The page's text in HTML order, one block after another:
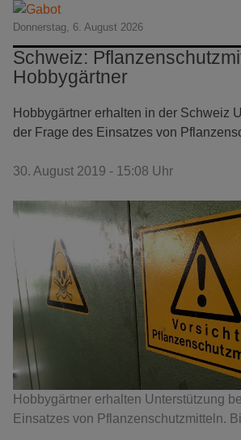
Donnerstag, 6. August 2026
Schweiz:
Hobbygärtner
Hobbygärtner erhalten in der Schweiz
der Frage des Einsatzes von
30. August 2019 - 15:08 Uhr
Hobbygärtner erhalten Unterstützung
Einsatzes von Pflanzenschutzmitteln.